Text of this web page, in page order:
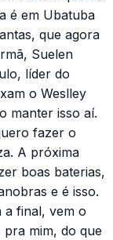
é em Ubatuba
que agora
Suelen
líder do
o Weslley
manter isso aí.
fazer o
A próxima
boas baterias,
e é isso.
a final, vem o
pra mim, do que